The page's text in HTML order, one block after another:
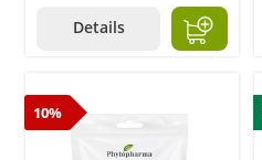
Details
10%